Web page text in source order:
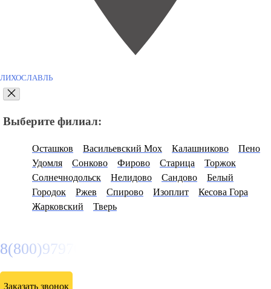
ЛИХОСЛАВЛЬ
Выберите филиал:
Осташков Васильевский Мох Калашниково
Пено
Удомля
Сонково Фирово Старица
Торжок
Солнечнодольск
Нелидово Сандово
Белый
Городок
Ржев Спирово Изоплит
Кесова Гора
Жарковский
Тверь
8(800)9797043
Заказать звонок